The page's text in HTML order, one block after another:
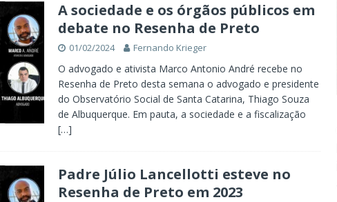
de 0,25 ponto pela quarta vez
POLÍTICA
expansão de negócios e liderança em Blumenau
GERAL
de capacitação do mercado imobiliário realiza palestras
para celebrar o ritual da cerveja e dos encontros
A sociedade e os órgãos públicos em
debate no Resenha de Preto
01/02/2024 Fernando Krieger
O advogado e ativista Marco Antonio André recebe no
Resenha de Preto desta semana o advogado e presidente
do Observatório Social de Santa Catarina, Thiago Souza
de Albuquerque. Em pauta, a sociedade e a fiscalização
[…]
Padre Júlio Lancellotti esteve no
Resenha de Preto em 2023